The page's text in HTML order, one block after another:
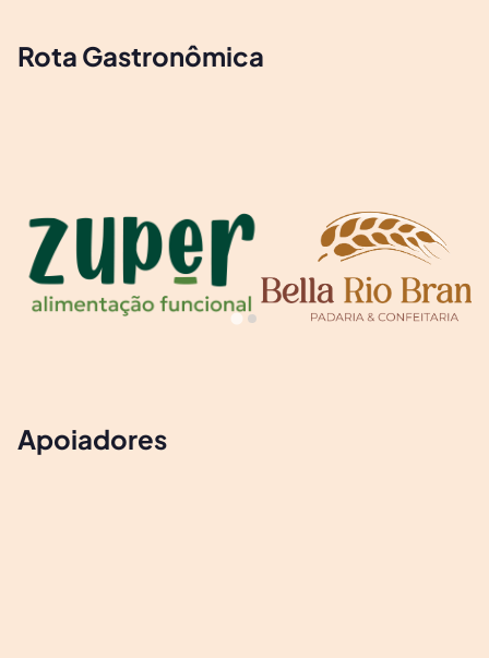
Rota Gastronômica
Apoiadores